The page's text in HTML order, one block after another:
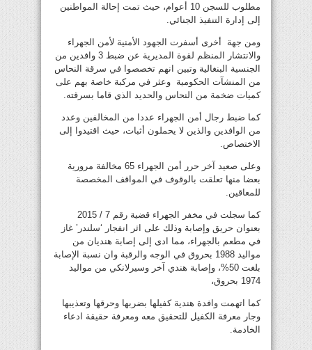
مطلوب للسجن 10 أعوام، حيث تمت إحالة المواطنين
إلى إدارة التنفيذ الجنائي.
ومن جهة أخرى أسفرت الجهود الأمنية لأمن الجهراء
والانتشار المنظم لقوة المديرية عن ضبط 3 وافدين من
الجنسية البنغالية وتبين انهم تخصصوا في سرقة النحاس
من المنشآت الحكومية وعثر في مركبة خاصة بهم على
كميات ضخمة من النحاس والحديد الذي قاما بسرقته.
كما ضبط رجال أمن الجهراء عددا من المخالفين وعدد
من الوافدين والذين لا يحملون أثبات، حيث اقتيدوا إلى
الاختصاص.
وعلى صعيد آخر حرر أمن الجهراء 65 مخالفة مرورية
بعضا منها تعلقت بالوقوف في المواقف المخصصة
للمعاقين.
كما سجلت في مخفر الجهراء قضية رقم 7 / 2015
بعنوان حريق وإصابة وذلك على اثر انفجار ‘سلندر’ غاز
في مطعم بالجهراء، مما ادى إلى إصابة هنديان من
مواليد 1988 بحروق في الوجه والرقبة وان نسبة الإصابة
بلغت 50%، وإصابة هندي آخر وسيرلانكي من مواليد
1974 بحروق،
كما اتهمت وافدة هندية كفيلها بضربها وحرقها وتعذيبها
وجار معرفة الكفيل للتحقيق معه ومعرفة حقيقة ادعاء
الخادمة.